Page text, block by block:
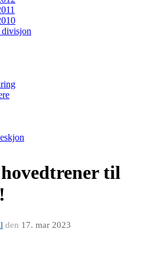
divisjon
til
den 17. mar 2023